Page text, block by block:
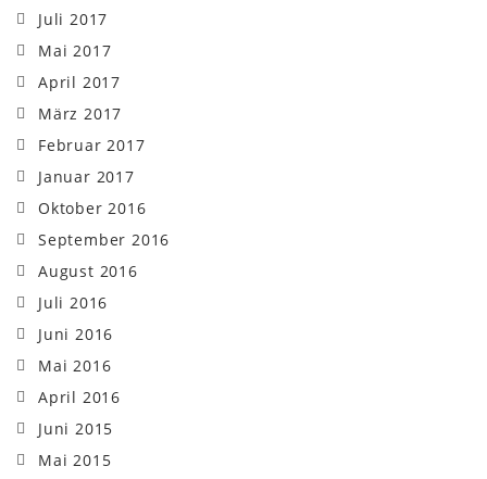
Juli 2017
Mai 2017
April 2017
März 2017
Februar 2017
Januar 2017
Oktober 2016
September 2016
August 2016
Juli 2016
Juni 2016
Mai 2016
April 2016
Juni 2015
Mai 2015